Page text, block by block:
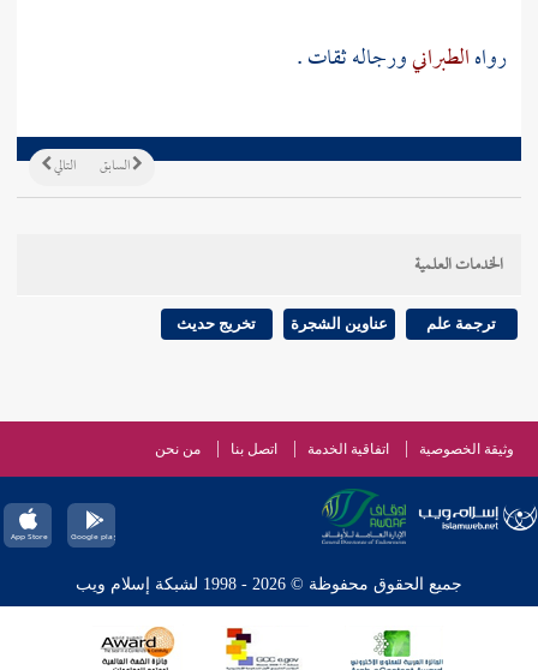
رواهالطبرانيورجاله ثقات .
التالي السابق
الخدمات العلمية
ترجمة علم عناوين الشجرة تخريج حديث
وثيقة الخصوصية اتفاقية الخدمة اتصل بنا من نحن
جميع الحقوق محفوظة © 2026 - 1998 لشبكة إسلام ويب